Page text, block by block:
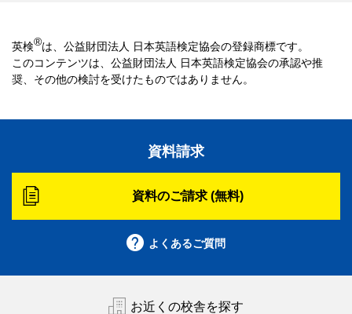
英検®は、公益財団法人 日本英語検定協会の登録商標です。
このコンテンツは、公益財団法人 日本英語検定協会の承認や推
奨、その他の検討を受けたものではありません。
資料請求
資料のご請求 (無料)
よくあるご質問
お近くの校舎を探す